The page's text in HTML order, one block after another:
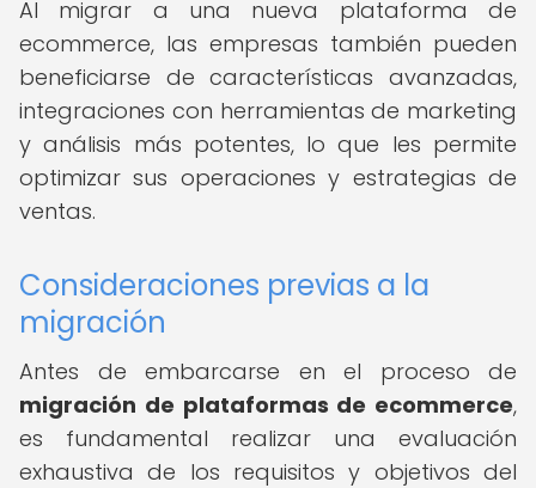
Al migrar a una nueva plataforma de
ecommerce, las empresas también pueden
beneficiarse de características avanzadas,
integraciones con herramientas de marketing
y análisis más potentes, lo que les permite
optimizar sus operaciones y estrategias de
ventas.
Consideraciones previas a la
migración
Antes de embarcarse en el proceso de
migración de plataformas de ecommerce,
es fundamental realizar una evaluación
exhaustiva de los requisitos y objetivos del